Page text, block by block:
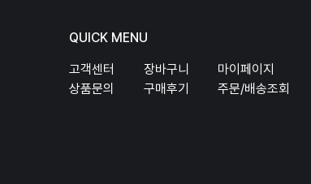
QUICK MENU
고객센터 장바구니
마이페이지
상품문의
구매후기 주문/배송조회